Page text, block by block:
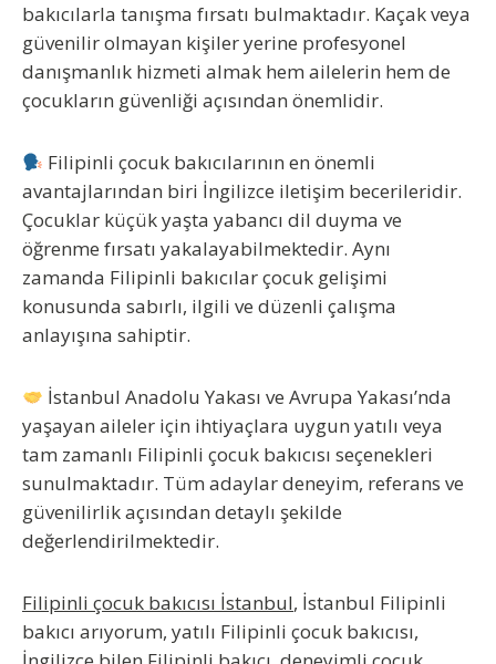
bakıcılarla tanışma fırsatı bulmaktadır. Kaçak veya
güvenilir olmayan kişiler yerine profesyonel
danışmanlık hizmeti almak hem ailelerin hem de
çocukların güvenliği açısından önemlidir.
Filipinli çocuk bakıcılarının en önemli
avantajlarından biri İngilizce iletişim becerileridir.
Çocuklar küçük yaşta yabancı dil duyma ve
öğrenme fırsatı yakalayabilmektedir. Aynı
zamanda Filipinli bakıcılar çocuk gelişimi
konusunda sabırlı, ilgili ve düzenli çalışma
anlayışına sahiptir.
İstanbul Anadolu Yakası ve Avrupa Yakası’nda
yaşayan aileler için ihtiyaçlara uygun yatılı veya
tam zamanlı Filipinli çocuk bakıcısı seçenekleri
sunulmaktadır. Tüm adaylar deneyim, referans ve
güvenilirlik açısından detaylı şekilde
değerlendirilmektedir.
Filipinli çocuk bakıcısı İstanbul, İstanbul Filipinli
bakıcı arıyorum, yatılı Filipinli çocuk bakıcısı,